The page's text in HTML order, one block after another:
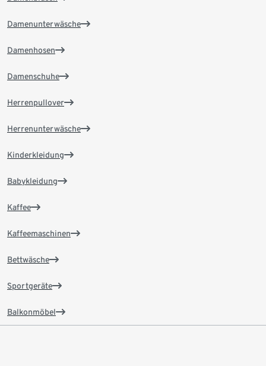
Damenunterwäsche
Damenhosen
Damenschuhe
Herrenpullover
Herrenunterwäsche
Kinderkleidung
Babykleidung
Kaffee
Kaffeemaschinen
Bettwäsche
Sportgeräte
Balkonmöbel